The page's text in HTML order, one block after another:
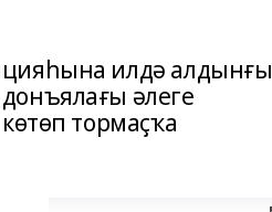
илдә алдынғы
әлеге
тормаҫҡа